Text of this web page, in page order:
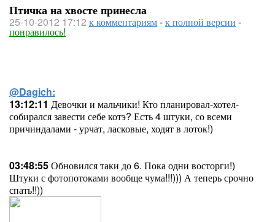
Птичка на хвосте принесла
25-10-2012 17:12 к комментариям-к полной версии -
понравилось!
@Dagich:
13:12:11 Девочки и мальчики! Кто планировал-хотел-
собирался завести себе котэ? Есть 4 штуки, со всеми
причиндалами - урчат, ласковые, ходят в лоток!)
03:48:55Обновился таки до 6. Пока одни восторги!)
Штуки с фотопотоками вообще чума!!!))) А теперь срочно
спать!!))